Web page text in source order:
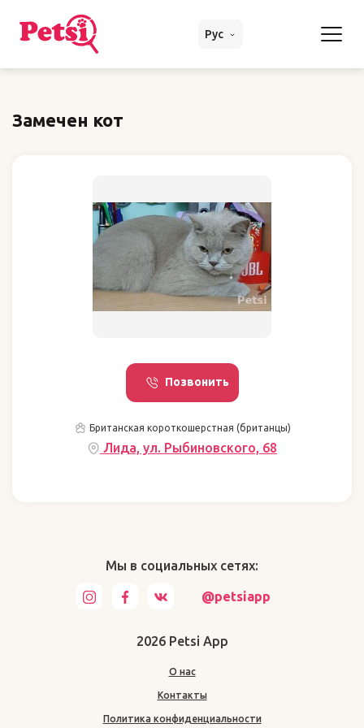
Рус
Замечен кот
Позвонить
Британская короткошерстная (британцы)
Лида, ул. Рыбиновского, 68
Мы в социальных сетях:
@petsiapp
2026 Petsi App
О нас
Контакты
Политика конфиденциальности